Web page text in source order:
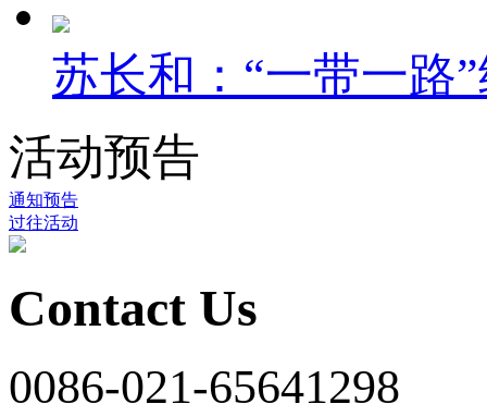
苏长和：“一带一路
活动预告
通知预告
过往活动
Contact Us
0086-021-65641298